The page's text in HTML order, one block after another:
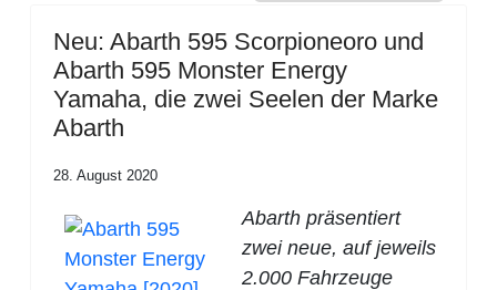
Neu: Abarth 595 Scorpioneoro und
Abarth 595 Monster Energy
Yamaha, die zwei Seelen der Marke
Abarth
28. August 2020
Abarth präsentiert
zwei neue, auf jeweils
2.000 Fahrzeuge